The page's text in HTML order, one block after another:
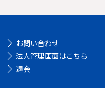
お問い合わせ
法人管理画面はこちら
退会